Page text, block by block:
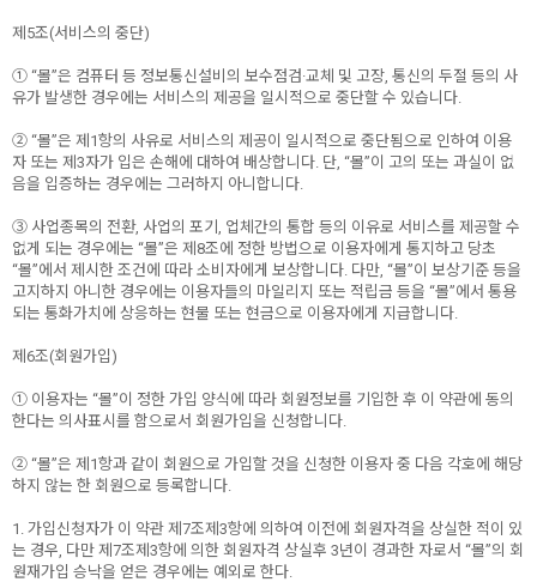
제5조(서비스의 중단)
① “몰”은 컴퓨터 등 정보통신설비의 보수점검·교체 및 고장, 통신의 두절 등의 사
유가 발생한 경우에는 서비스의 제공을 일시적으로 중단할 수 있습니다.
② “몰”은 제1항의 사유로 서비스의 제공이 일시적으로 중단됨으로 인하여 이용
자 또는 제3자가 입은 손해에 대하여 배상합니다. 단, “몰”이 고의 또는 과실이 없
음을 입증하는 경우에는 그러하지 아니합니다.
③ 사업종목의 전환, 사업의 포기, 업체간의 통합 등의 이유로 서비스를 제공할 수
없게 되는 경우에는 “몰”은 제8조에 정한 방법으로 이용자에게 통지하고 당초
“몰”에서 제시한 조건에 따라 소비자에게 보상합니다. 다만, “몰”이 보상기준 등을
고지하지 아니한 경우에는 이용자들의 마일리지 또는 적립금 등을 “몰”에서 통용
되는 통화가치에 상응하는 현물 또는 현금으로 이용자에게 지급합니다.
제6조(회원가입)
① 이용자는 “몰”이 정한 가입 양식에 따라 회원정보를 기입한 후 이 약관에 동의
한다는 의사표시를 함으로서 회원가입을 신청합니다.
② “몰”은 제1항과 같이 회원으로 가입할 것을 신청한 이용자 중 다음 각호에 해당
하지 않는 한 회원으로 등록합니다.
1. 가입신청자가 이 약관 제7조제3항에 의하여 이전에 회원자격을 상실한 적이 있
는 경우, 다만 제7조제3항에 의한 회원자격 상실후 3년이 경과한 자로서 “몰”의 회
원재가입 승낙을 얻은 경우에는 예외로 한다.